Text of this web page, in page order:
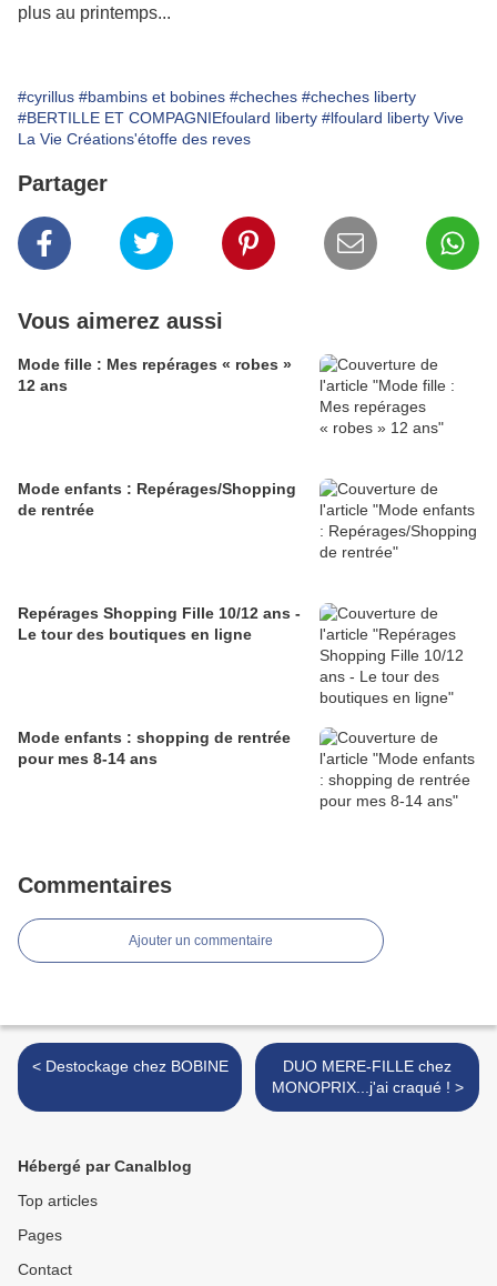
plus au printemps...
#cyrillus #bambins et bobines #cheches #cheches liberty
#BERTILLE ET COMPAGNIEfoulard liberty #lfoulard liberty Vive
La Vie Créations'étoffe des reves
Partager
Vous aimerez aussi
Mode fille : Mes repérages « robes »
12 ans
Mode enfants : Repérages/Shopping
de rentrée
Repérages Shopping Fille 10/12 ans -
Le tour des boutiques en ligne
Mode enfants : shopping de rentrée
pour mes 8-14 ans
Commentaires
Ajouter un commentaire
< Destockage chez BOBINE
DUO MERE-FILLE chez
MONOPRIX...j'ai craqué ! >
Hébergé par Canalblog
Top articles
Pages
Contact